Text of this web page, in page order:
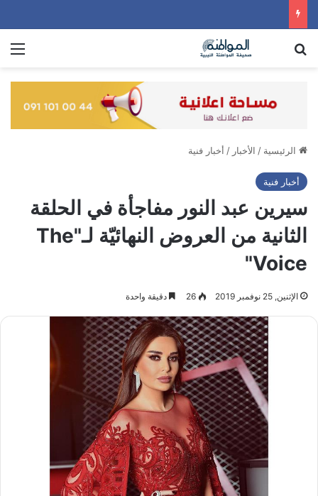
الرئيسية / الأخبار / أخبار فنية
أخبار فنية
سيرين عبد النور مفاجأة في الحلقة
الثانية من العروض النهائيّة لـ"The
Voice"
الإثنين, 25 نوفمبر 2019 26 دقيقة واحدة